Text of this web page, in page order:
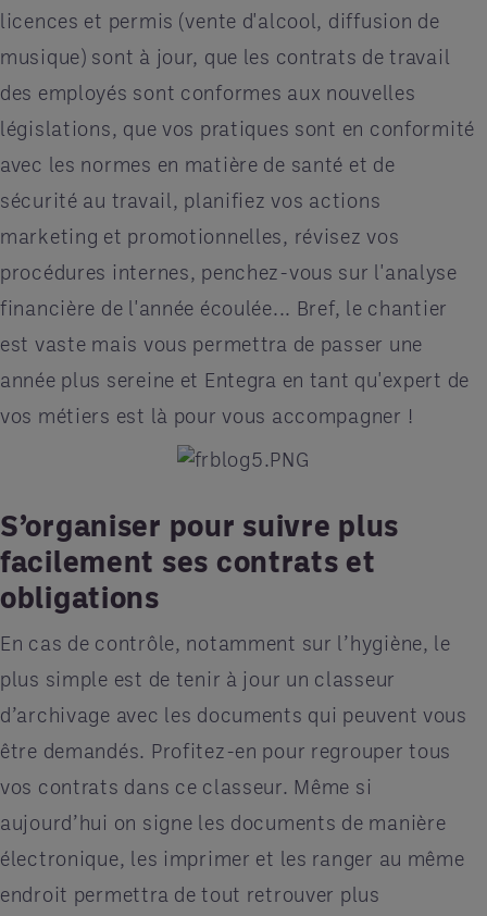
licences et permis (vente d'alcool, diffusion de
musique) sont à jour, que les contrats de travail
des employés sont conformes aux nouvelles
législations, que vos pratiques sont en conformité
avec les normes en matière de santé et de
sécurité au travail, planifiez vos actions
marketing et promotionnelles, révisez vos
procédures internes, penchez-vous sur l'analyse
financière de l'année écoulée... Bref, le chantier
est vaste mais vous permettra de passer une
année plus sereine et Entegra en tant qu'expert de
vos métiers est là pour vous accompagner !
S’organiser pour suivre plus
facilement ses contrats et
obligations
En cas de contrôle, notamment sur l’hygiène, le
plus simple est de tenir à jour un classeur
d’archivage avec les documents qui peuvent vous
être demandés. Profitez-en pour regrouper tous
vos contrats dans ce classeur. Même si
aujourd’hui on signe les documents de manière
électronique, les imprimer et les ranger au même
endroit permettra de tout retrouver plus